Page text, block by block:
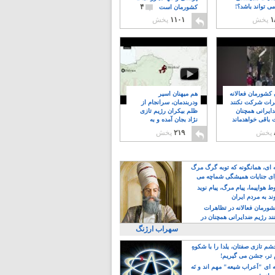
کشورمان است
۴
۱۱۰۱ پخش
تواند باشد؟!
پخش
هم میهنان اسیر
ودربندمان، سرانجام از
ظلم بیکران رژیم تازی
نژاد بجان آمده و به
۲۱۹ پخش
کشورمان فعالانه
شرکت نکنند
همچنان
باقی خواهدماند
پخش
ای، همانگونه که توبه گرگ مرگ
جنایات همیشگی شماچه می
هواپیما، پیام مرگ، پیام نوید
به مردم ایران
فعالانه در تظاهرات
رژیم ضدایرانی همچنان در
خواهدماند
سهراب ارژنگ
تازی صفتان، یلدا را با شکوهِ
تر، جشن می گیریم!
ای "اَعراب شیعه" مهم اند و نَه